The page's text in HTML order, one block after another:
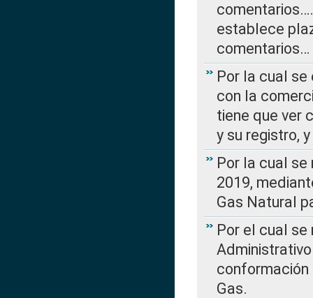
establece
comentarios…
Por la cual
con la
tiene que ver
y su registro,
Por la cual
2019,
Gas Natural
Por el cual
conformación
Gas.